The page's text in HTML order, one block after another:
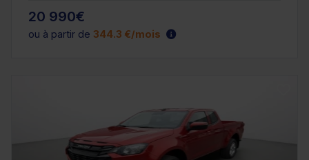
20 990€
ou à partir de 344.3 €/mois